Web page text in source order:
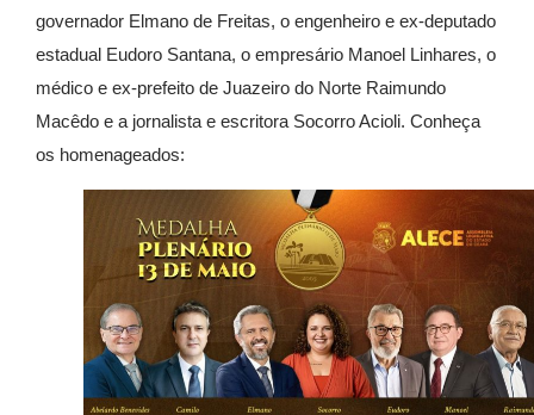
governador Elmano de Freitas, o engenheiro e ex-deputado
estadual Eudoro Santana, o empresário Manoel Linhares, o
médico e ex-prefeito de Juazeiro do Norte Raimundo
Macêdo e a jornalista e escritora Socorro Acioli. Conheça
os homenageados: